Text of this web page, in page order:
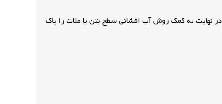
نهایت به کمک روش آب افشانی سطح بتن یا ملات را پاک